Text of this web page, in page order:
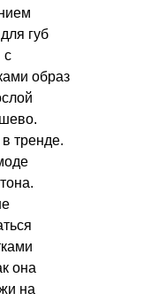
губ
с
образ
тренде.
она
на